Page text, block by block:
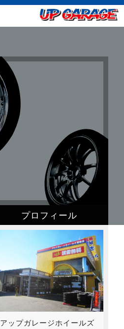
プロフィール
アップガレージホイールズ